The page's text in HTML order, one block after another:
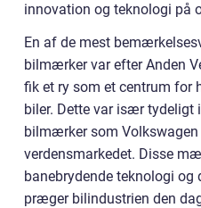
innovation og teknologi på
En af de mest
bilmærker var efter Anden
fik et ry som et centrum for
biler. Dette var især tydeligt i
bilmærker som
verdensmarkedet. Disse
banebrydende teknologi og
præger bilindustrien den